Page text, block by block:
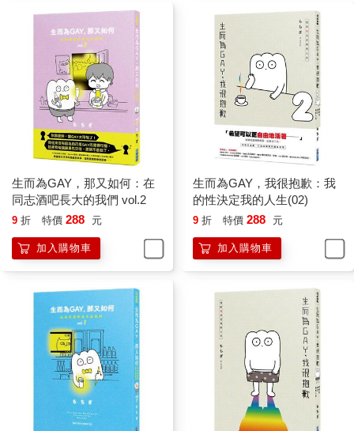
生而為GAY，那又如何：在
同志酒吧長大的我們 vol.2
9 折 特價 288 元
加入購物車
生而為GAY，我很抱歉：我
的性決定我的人生(02)
9 折 特價 288 元
加入購物車